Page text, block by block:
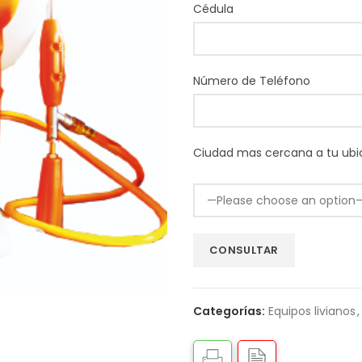
Cédula
Número de Teléfono
Ciudad mas cercana a tu
Categorías: Equipos livianos,